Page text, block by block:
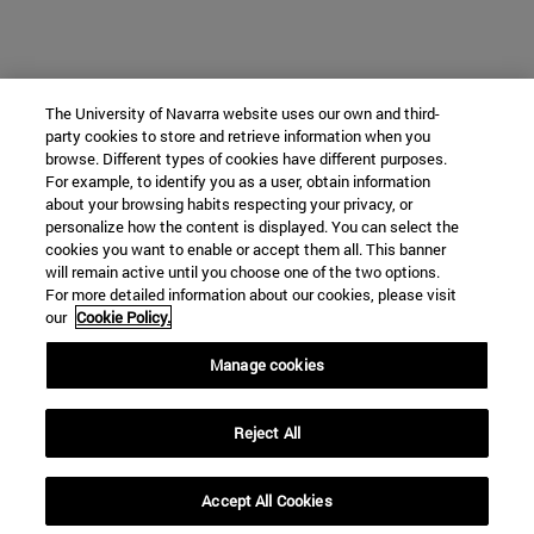
The University of Navarra website uses our own and third-
party cookies to store and retrieve information when you
browse. Different types of cookies have different purposes.
For example, to identify you as a user, obtain information
about your browsing habits respecting your privacy, or
personalize how the content is displayed. You can select the
cookies you want to enable or accept them all. This banner
will remain active until you choose one of the two options.
For more detailed information about our cookies, please visit
our Cookie Policy.
Manage cookies
Reject All
Accept All Cookies